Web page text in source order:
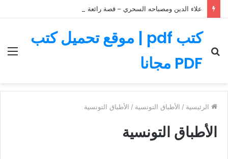
علاء الدين ومصباحه السحري – قصة رائعة مليئة بالمغامرات
كتب pdf | موقع تحميل كتب
PDF مجاناعن
الرئيسية / الأطباق التونسية / الأطباق التونسية
الأطباق التونسية